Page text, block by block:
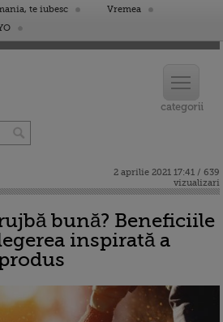
te iubesc
Vremea
2 aprilie 2021 17:41 / 639
vizualizari
bună? Beneficiile
inspirată a